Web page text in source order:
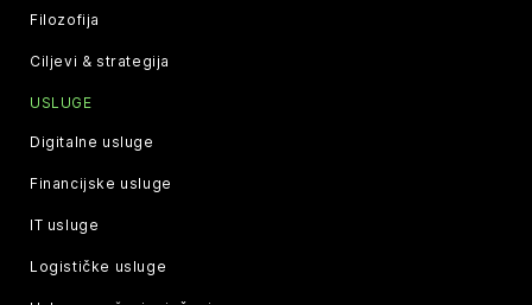
Filozofija
Ciljevi & strategija
USLUGE
Digitalne usluge
Financijske usluge
IT usluge
Logističke usluge